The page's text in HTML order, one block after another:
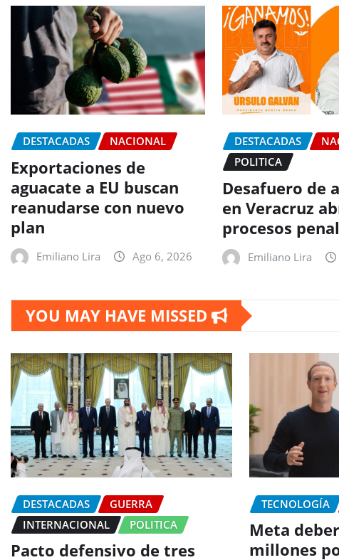
DESTACADAS NACIONAL
Exportaciones de
aguacate a EU buscan
reanudarse con nuevo
plan
Emiliano Lira Ago 6, 2026
DESTACADAS
POLITICA
Desafuero de
en Veracruz
procesos
Emiliano Lira
YOU MAY HAVE MISSED
DESTACADAS
GUERRA
INTERNACIONAL
POLITICA
Pacto defensivo de tres
TECNOLOGÍA
Meta
millones